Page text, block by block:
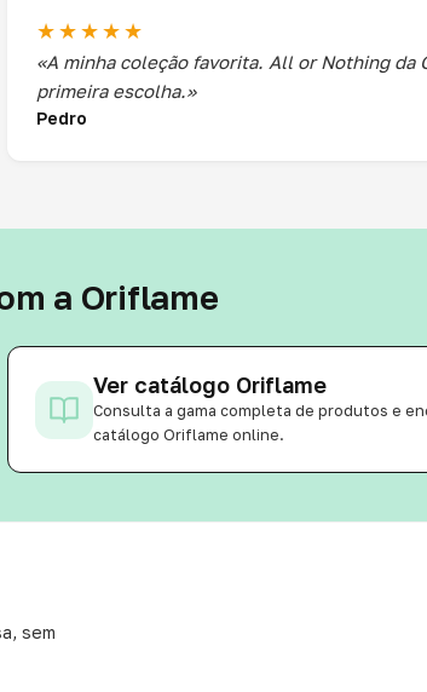
★★★★★
«A minha coleção favorita. All or Nothing da
primeira escolha.»
Pedro
a Oriflame
Ver catálogo Oriflame
Consulta a gama completa de produtos e
catálogo Oriflame online.
sem